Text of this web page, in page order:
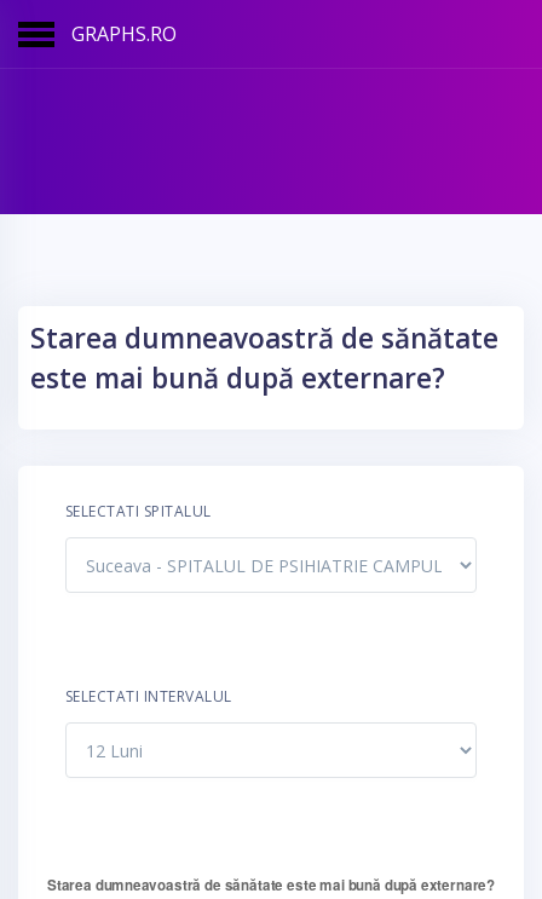
GRAPHS.RO
Starea dumneavoastră de sănătate
este mai bună după externare?
SELECTATI SPITALUL
SELECTATI INTERVALUL